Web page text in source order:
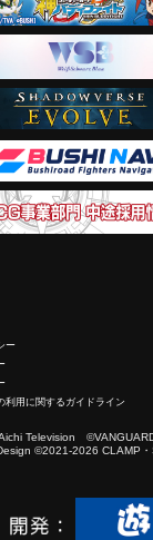
ー
利用に関するガイドライン
Television
©2021-2026 CLAMP